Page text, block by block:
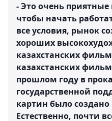
- Это очень приятные
чтобы начать
все условия, рынок
хороших
казахстанских
казахстанских
прошлом году в
государственной
картин было
Естественно, почти